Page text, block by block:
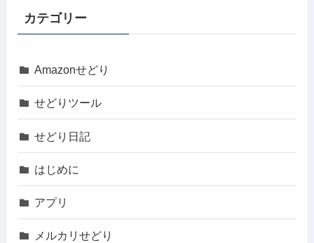
カテゴリー
Amazonせどり
せどりツール
せどり日記
はじめに
アプリ
メルカリせどり